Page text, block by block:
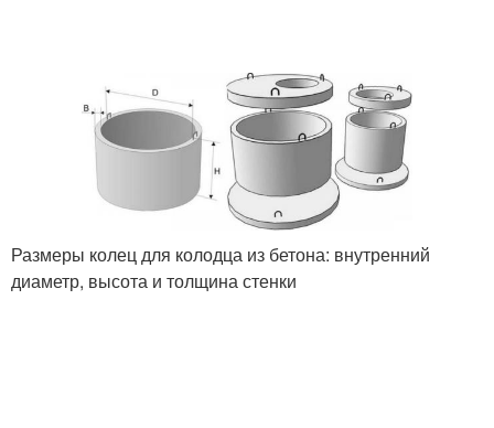
Размеры колец для колодца из бетона: внутренний
диаметр, высота и толщина стенки